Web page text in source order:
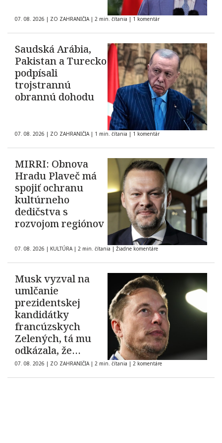
07. 08. 2026 | ZO ZAHRANIČIA | 2 min. čítania | 1 komentár
Saudská Arábia,
Pakistan a Turecko
podpísali
trojstrannú
obrannú dohodu
07. 08. 2026 | ZO ZAHRANIČIA | 1 min. čítania | 1 komentár
MIRRI: Obnova
Hradu Plaveč má
spojiť ochranu
kultúrneho
dedičstva s
rozvojom regiónov
07. 08. 2026 | KULTÚRA | 2 min. čítania | Žiadne komentáre
Musk vyzval na
umlčanie
prezidentskej
kandidátky
francúzskych
Zelených, tá mu
odkázala, že
demokracia nie je
na predaj
07. 08. 2026 | ZO ZAHRANIČIA | 2 min. čítania | 2 komentáre